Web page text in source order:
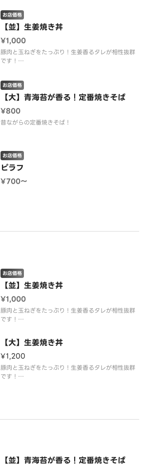
【並】生姜焼き丼
お店価格
¥1,000
豚肉と玉ねぎをたっぷり！生姜香るタレが相性抜群
です！
【大】青海苔が香る！定番焼きそば
お店価格
¥800
昔ながらの定番焼きそば！
ピラフ
お店価格
¥700〜
【並】生姜焼き丼
お店価格
¥1,000
豚肉と玉ねぎをたっぷり！生姜香るタレが相性抜群
です！
【大】生姜焼き丼
¥1,200
豚肉と玉ねぎをたっぷり！生姜香るタレが相性抜群
です！
【並】青海苔が香る！定番焼きそば